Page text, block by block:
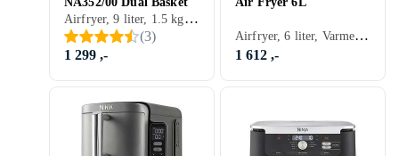
Airfryer, 9 liter, 1.5 kg, Varmeisolert utside, Timer, Tåler oppvaskmaskin, Display, Appkontroll, Non-stick, Dobbel firtyr kurv, Lett å rengjøre, 2750 W
(3)
1 299 ,-
Airfryer, 6 liter, Varmeisolert utside, Timer, Automatisk avstengning, Tåler oppvaskmaskin, Display, Appkontroll, Non-stick, Lett å rengjøre, 1725 W
1 612 ,-